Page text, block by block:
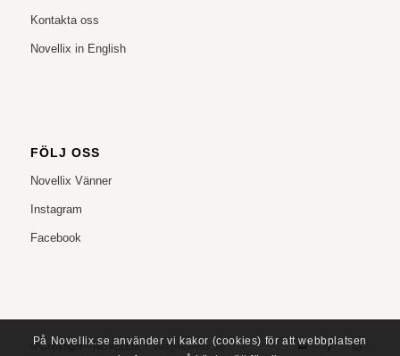
Kontakta oss
Novellix in English
FÖLJ OSS
Novellix Vänner
Instagram
Facebook
© Copyright – NOVELLIXinfo@novellix.se
På Novellix.se använder vi kakor (cookies) för att webbplatsen